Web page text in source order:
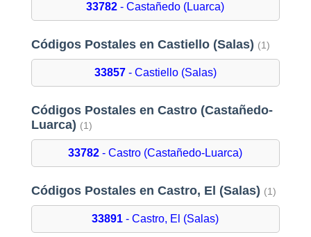
33782 - Castañedo (Luarca)
Códigos Postales en Castiello (Salas) (1)
33857- Castiello (Salas)
Códigos Postales en Castro (Castañedo-
Luarca) (1)
33782 - Castro (Castañedo-Luarca)
Códigos Postales en Castro, El (Salas) (1)
33891 - Castro, El (Salas)